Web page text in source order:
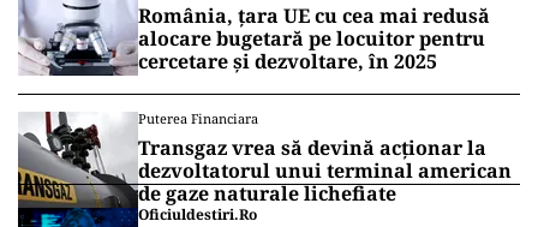
România, țara UE cu cea mai redusă
alocare bugetară pe locuitor pentru
cercetare și dezvoltare, în 2025
Puterea Financiara
Transgaz vrea să devină acționar la
dezvoltatorul unui terminal american
de gaze naturale lichefiate
Oficiuldestiri.ro